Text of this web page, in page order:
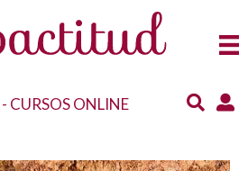
- CURSOS ONLINE